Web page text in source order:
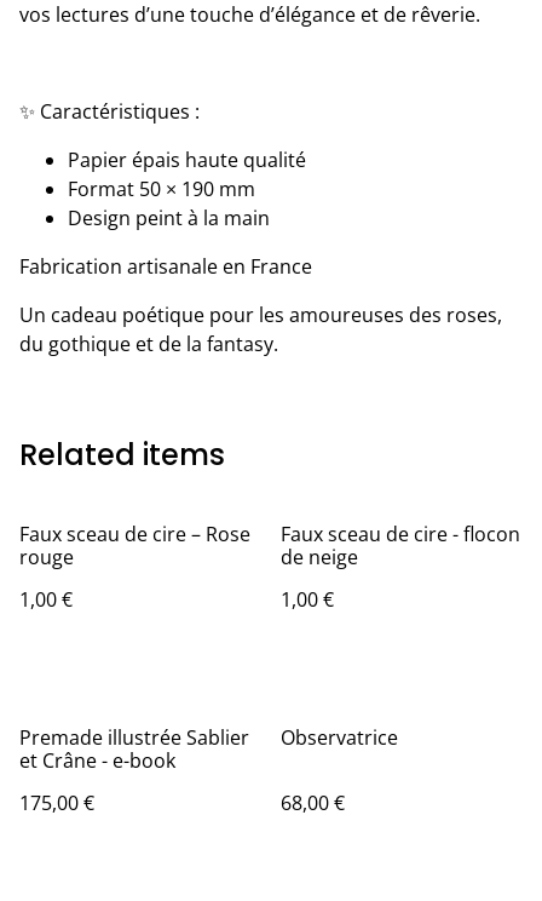
vos lectures d’une touche d’élégance et de rêverie.
✨ Caractéristiques :
Papier épais haute qualité
Format 50 × 190 mm
Design peint à la main
Fabrication artisanale en France
Un cadeau poétique pour les amoureuses des roses,
du gothique et de la fantasy.
Related items
Faux sceau de cire – Rose
rouge
1,00 €
Faux sceau de cire - flocon
de neige
1,00 €
Premade illustrée Sablier
et Crâne - e-book
175,00 €
Observatrice
68,00 €